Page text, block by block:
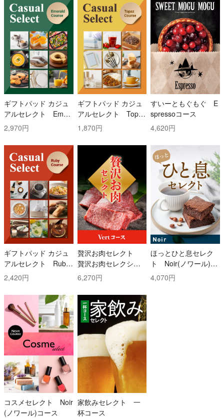
ギフトパッド カジュ
アルセレクト Emer
ald(エメラルド)コー
ス
2,970円
ギフトパッド カジュ
アルセレクト Topaz
(トパーズ)コース
1,870円
すいーともぐもぐ E
spressoコース
4,620円
ギフトパッド カジュ
アルセレクト Ruby
(ルビー)コース
2,420円
贅沢お肉セレクト
贅沢お肉セレクショ
ン 5000円コース
6,270円
ほっとひと息セレク
ト Noir(ノワール)コ
ース
4,070円
コスメセレクト Noir
(ノワール)コース
家飲みセレクト 一
杯コース